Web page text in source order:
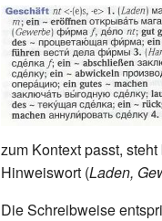
zum Kontext passt,
Hinweiswort (Laden,
Die Schreibweise